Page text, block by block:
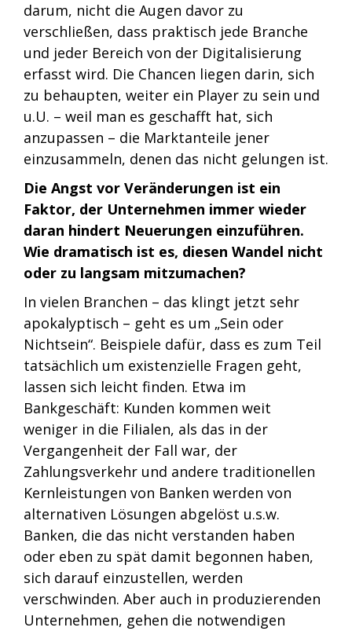
darum, nicht die Augen davor zu
verschließen, dass praktisch jede Branche
und jeder Bereich von der Digitalisierung
erfasst wird. Die Chancen liegen darin, sich
zu behaupten, weiter ein Player zu sein und
u.U. – weil man es geschafft hat, sich
anzupassen – die Marktanteile jener
einzusammeln, denen das nicht gelungen ist.
Die Angst vor Veränderungen ist ein
Faktor, der Unternehmen immer wieder
daran hindert Neuerungen einzuführen.
Wie dramatisch ist es, diesen Wandel nicht
oder zu langsam mitzumachen?
In vielen Branchen – das klingt jetzt sehr
apokalyptisch – geht es um „Sein oder
Nichtsein“. Beispiele dafür, dass es zum Teil
tatsächlich um existenzielle Fragen geht,
lassen sich leicht finden. Etwa im
Bankgeschäft: Kunden kommen weit
weniger in die Filialen, als das in der
Vergangenheit der Fall war, der
Zahlungsverkehr und andere traditionellen
Kernleistungen von Banken werden von
alternativen Lösungen abgelöst u.s.w.
Banken, die das nicht verstanden haben
oder eben zu spät damit begonnen haben,
sich darauf einzustellen, werden
verschwinden. Aber auch in produzierenden
Unternehmen, gehen die notwendigen